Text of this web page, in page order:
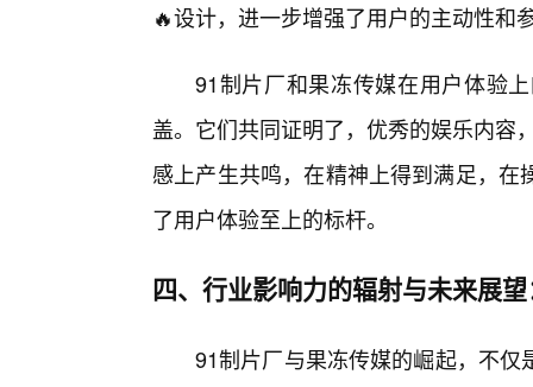
🔥设计，进一步增强了用户的主动性和
91制片厂和果冻传媒在用户体验
盖。它们共同证明了，优秀的娱乐内容
感上产生共鸣，在精神上得到满足，
了用户体验至上的标杆。
四、行业影响力的辐射与未来展
91制片厂与果冻传媒的崛起，不